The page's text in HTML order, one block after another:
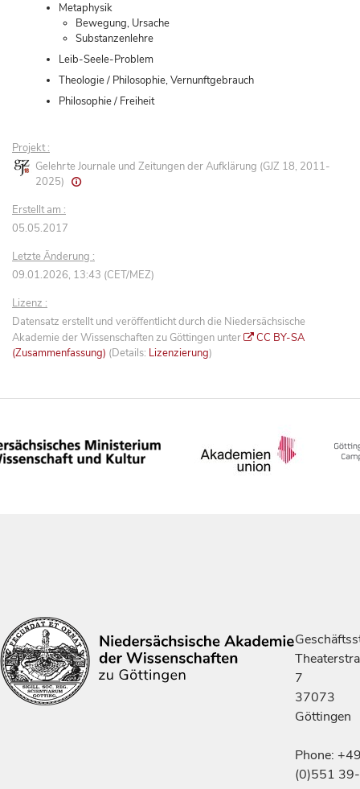
Metaphysik
Bewegung, Ursache
Substanzenlehre
Leib-Seele-Problem
Theologie / Philosophie, Vernunftgebrauch
Philosophie / Freiheit
Projekt :
Gelehrte Journale und Zeitungen der Aufklärung (GJZ 18, 2011-
2025)
Erstellt am :
05.05.2017
Letzte Änderung :
09.01.2026, 13:43 (CET/MEZ)
Lizenz :
Datensatz erstellt und veröffentlicht durch die Niedersächsische
Akademie der Wissenschaften zu Göttingen unter
CC BY-SA
(Zusammenfassung) (Details: Lizenzierung)
7
37073
Göttingen
Phone:
(0)551 39-